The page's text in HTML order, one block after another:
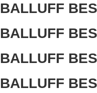
BALLUFF
BALLUFF
BALLUFF
BALLUFF